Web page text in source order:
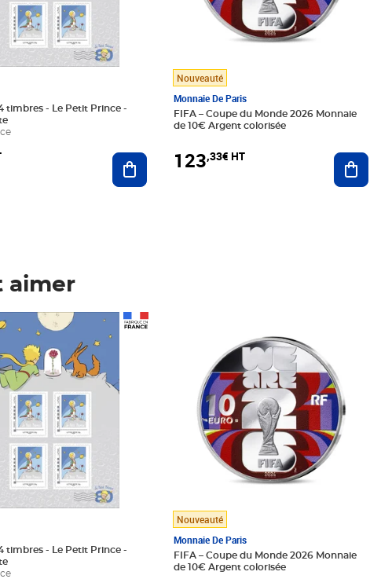
timbres - Le Petit Prince -
Ajouter au panier
Nouveauté
Monnaie De Paris
FIFA – Coupe du Monde 2026 Monnaie
de 10€ Argent colorisée
123,33€ HT
aimer
timbres - Le Petit Prince -
HT
Nouveauté
Monnaie De Paris
FIFA – Coupe du Monde 2026 Monnaie
de 10€ Argent colorisée